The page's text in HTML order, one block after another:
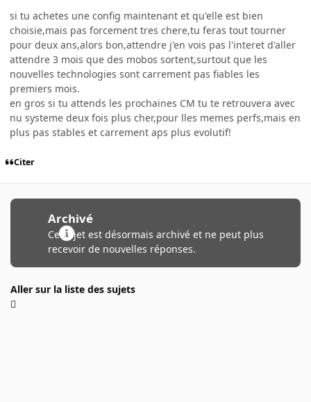
si tu achetes une config maintenant et qu'elle est bien
choisie,mais pas forcement tres chere,tu feras tout tourner
pour deux ans,alors bon,attendre j'en vois pas l'interet d'aller
attendre 3 mois que des mobos sortent,surtout que les
nouvelles technologies sont carrement pas fiables les
premiers mois.
en gros si tu attends les prochaines CM tu te retrouvera avec
nu systeme deux fois plus cher,pour lles memes perfs,mais en
plus pas stables et carrement aps plus evolutif!
Citer
Archivé
Ce sujet est désormais archivé et ne peut plus
recevoir de nouvelles réponses.
Aller sur la liste des sujets